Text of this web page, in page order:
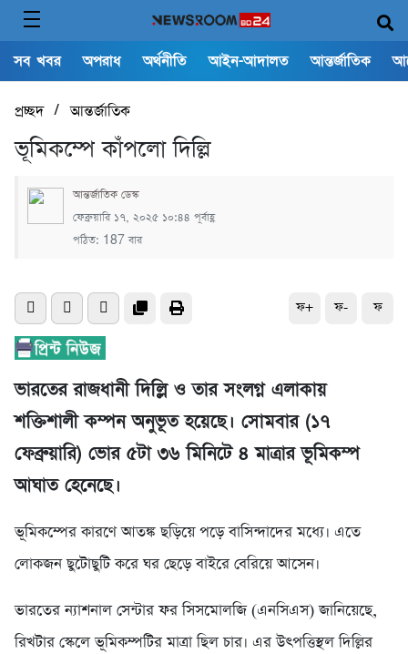
সব খবর অপরাধ অর্থনীতি আইন-আদালত আন্তর্জাতিক
প্রচ্ছদ/আন্তর্জাতিক
ভূমিকম্পে কাঁপলো দিল্লি
আন্তর্জাতিক ডেস্ক
ফেব্রুয়ারি ১৭, ২০২৫ ১০:৪৪ পূর্বাহ্ণ
পঠিত: 187 বার
ফ+ ফ- ফ
ভারতের রাজধানী দিল্লি ও তার সংলগ্ন এলাকায়
শক্তিশালী কম্পন অনুভূত হয়েছে। সোমবার (১৭
ফেব্রুয়ারি) ভোর ৫টা ৩৬ মিনিটে ৪ মাত্রার ভূমিকম্প
আঘাত হেনেছে।
ভূমিকম্পের কারণে আতঙ্ক ছড়িয়ে পড়ে বাসিন্দাদের মধ্যে। এতে
লোকজন ছুটোছুটি করে ঘর ছেড়ে বাইরে বেরিয়ে আসেন।
ভারতের ন্যাশনাল সেন্টার ফর সিসমোলজি (এনসিএস) জানিয়েছে,
রিখটার স্কেলে ভূমিকম্পটির মাত্রা ছিল চার। এর উৎপত্তিস্থল দিল্লির